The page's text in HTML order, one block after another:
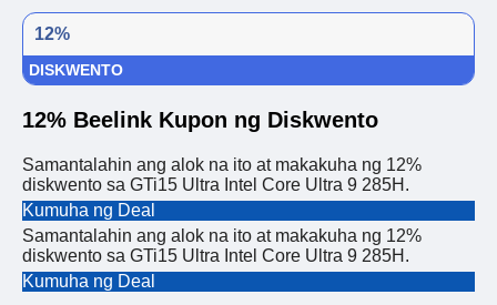
12%
DISKWENTO
12% Beelink Kupon ng Diskwento
Samantalahin ang alok na ito at makakuha ng 12%
diskwento sa GTi15 Ultra Intel Core Ultra 9 285H.
Kumuha ng Deal
Samantalahin ang alok na ito at makakuha ng 12%
diskwento sa GTi15 Ultra Intel Core Ultra 9 285H.
Kumuha ng Deal